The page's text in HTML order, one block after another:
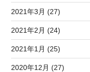
2021年3月 (27)
2021年2月 (24)
2021年1月 (25)
2020年12月 (27)